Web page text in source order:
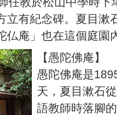
立有紀念碑。夏目漱
仏庵」也在這個庭園
【愚陀佛庵】
愚陀佛庵是
天，夏目漱石
語教師時落腳